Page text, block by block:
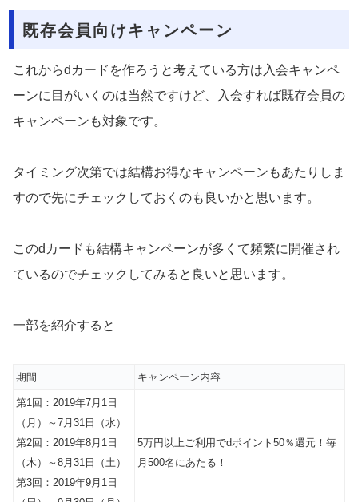
既存会員向けキャンペーン
これからdカードを作ろうと考えている方は入会キャンペ
ーンに目がいくのは当然ですけど、入会すれば既存会員の
キャンペーンも対象です。
タイミング次第では結構お得なキャンペーンもあたりしま
すので先にチェックしておくのも良いかと思います。
このdカードも結構キャンペーンが多くて頻繁に開催され
ているのでチェックしてみると良いと思います。
一部を紹介すると
期間 キャンペーン内容
第1回：2019年7月1日
（月）～7月31日（水）
第2回：2019年8月1日
（木）～8月31日（土）
第3回：2019年9月1日
5万円以上ご利用でdポイント50％還元！毎
月500名にあたる！